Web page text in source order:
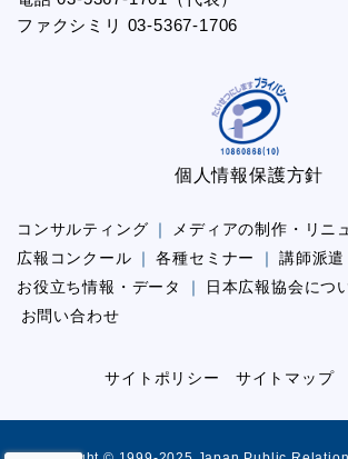
ファクシミリ 03-5367-1706
個人情報保護方針
コンサルティング
メディアの制作・リニ
広報コンクール
各種セミナー
講師派遣
お役立ち情報・データ
日本広報協会につ
お問い合わせ
サイトポリシー サイトマップ